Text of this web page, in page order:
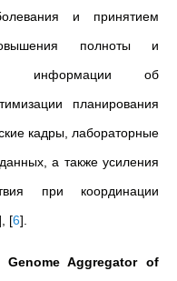
и принятием
полноты и
информации об
планирования
кадры, лабораторные
а также усиления
при координации
[6]
Aggregator of